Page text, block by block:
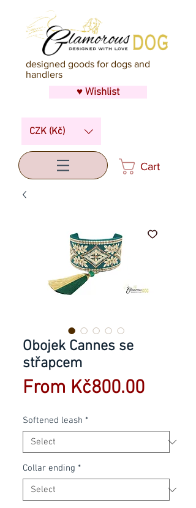
designed goods for dogs and
handlers
♥ Wishlist
CZK (Kč)
Cart
Obojek Cannes se
střapcem
From Kč800.00Sale
Softened leash *
Collar ending *